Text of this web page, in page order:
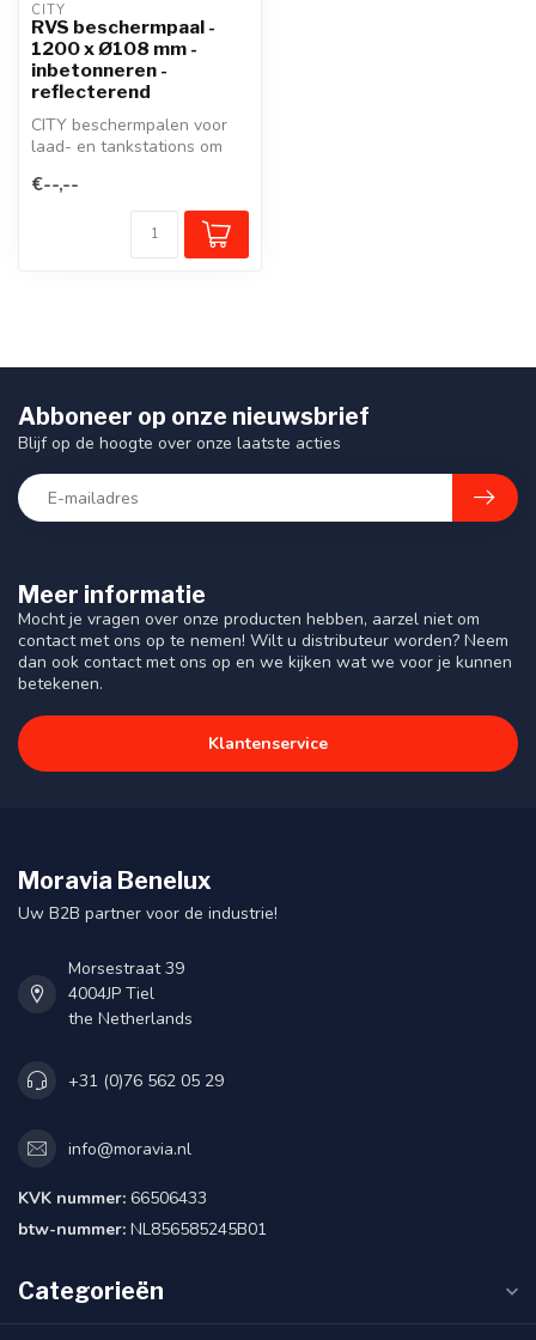
CITY
RVS beschermpaal -
1200 x Ø108 mm -
inbetonneren -
reflecterend
CITY beschermpalen voor
laad- en tankstations om
bescher...
€--,--
Meer informatie
Mocht je vragen over onze producten hebben, aarzel niet om
contact met ons op te nemen! Wilt u distributeur worden? Neem
dan ook contact met ons op en we kijken wat we voor je kunnen
betekenen.
Klantenservice
Abboneer op onze nieuwsbrief
Blijf op de hoogte over onze laatste acties
Moravia Benelux
Uw B2B partner voor de industrie!
Morsestraat 39
4004JP Tiel
the Netherlands
+31 (0)76 562 05 29
info@moravia.nl
KVK nummer: 66506433
btw-nummer: NL856585245B01
Categorieën